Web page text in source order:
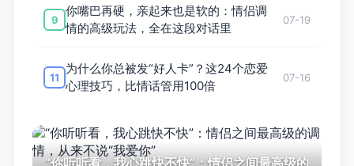
9
你嘴巴再硬，亲起来也是软的：情侣调
情的高级玩法，全在这段对话里
07-19
11
为什么你总被发“好人卡”？这24个恋爱
心理技巧，比情话管用100倍
07-16
“你听听看，我心跳快不快”：情侣之间最高级的